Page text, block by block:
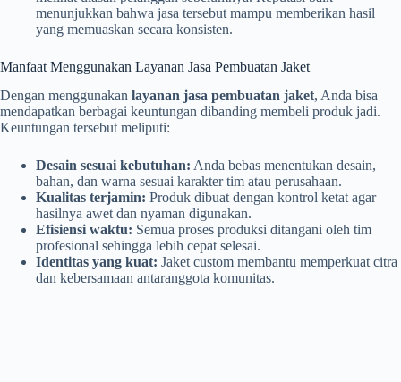
menunjukkan bahwa jasa tersebut mampu memberikan hasil
yang memuaskan secara konsisten.
Manfaat Menggunakan Layanan Jasa Pembuatan Jaket
Dengan menggunakan layanan jasa pembuatan jaket, Anda bisa
mendapatkan berbagai keuntungan dibanding membeli produk jadi.
Keuntungan tersebut meliputi:
Desain sesuai kebutuhan: Anda bebas menentukan desain,
bahan, dan warna sesuai karakter tim atau perusahaan.
Kualitas terjamin: Produk dibuat dengan kontrol ketat agar
hasilnya awet dan nyaman digunakan.
Efisiensi waktu: Semua proses produksi ditangani oleh tim
profesional sehingga lebih cepat selesai.
Identitas yang kuat: Jaket custom membantu memperkuat citra
dan kebersamaan antaranggota komunitas.